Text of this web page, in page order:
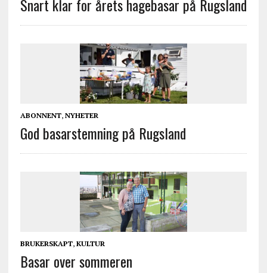
Snart klar for årets hagebasar på Rugsland
ABONNENT, NYHETER
God basarstemning på Rugsland
BRUKERSKAPT, KULTUR
Basar over sommeren